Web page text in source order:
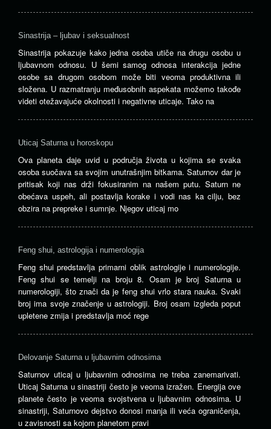
Sinastrija – ljubav i seksualnost
Sinastrija pokazuje kako jedna osoba utiče na drugu osobu u
ljubavnom odnosu. U šemi samog odnosa interakcija jedne
osobe sa drugom osobom može biti veoma produktivna ili
složena. U razmatranju međusobnih aspekata možemo takođe
videti otežavajuće okolnosti i negativne uticaje. Tako na
Uticaj Saturna u horoskopu
Ova planeta daje uvid u područja života u kojima se svaka
osoba suočava sa svojim unutrašnjim bitkama. Saturnov dar je
pritisak koji nas drži fokusiranim na našem putu. Saturn ne
obećava uspeh, ali postavlja korake i vodi nas ka cilju, bez
obzira na prepreke i sumnje. Njegov uticaj mo
Feng shui, astrologija i numerologija
Feng shui predstavlja primarni oblik astrologije i numerologije.
Feng shui se temelji na broju 8. Osam je broj Saturna u
numerologiji, što znači da je feng shui vrlo stara nauka. Svaki
broj ima svoje značenje u astrologiji. Broj osam izgleda poput
upletene zmija i predstavlja moć rege
Delovanje Saturna u ljubavnim odnosima
Saturnov uticaj u ljubavnim odnosima ne treba zanemarivati.
Uticaj Saturna u sinastriji često je veoma izražen. Energija ove
planete često je veoma svojstvena u ljubavnim odnosima. U
sinastriji, Saturnovo dejstvo donosi manja ili veća ograničenja,
u zavisnosti sa kojom planetom pravi